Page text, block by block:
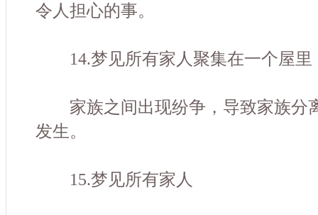
令人担心的事。
14.梦见所有家人聚集在一个屋里
家族之间出现纷争，导致家族分
发生。
15.梦见所有家人